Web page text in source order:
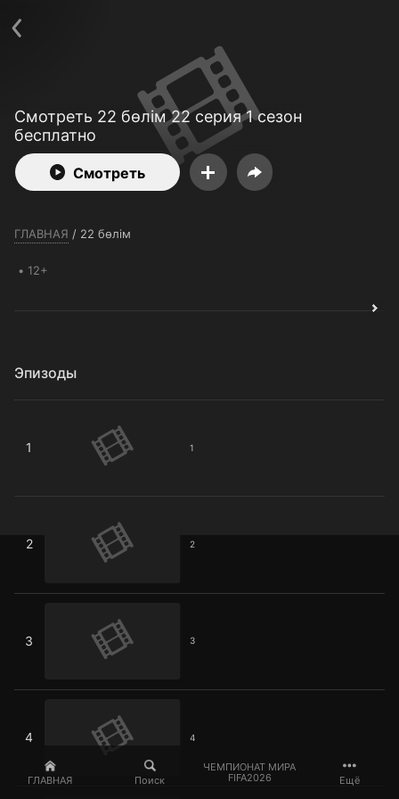
ГЛАВНАЯ Поиск
ЧЕМПИОНАТ МИРА
FIFA2026
Ещё
Смотреть 22 бөлім 22 серия 1 сезон
бесплатно
Смотреть
ГЛАВНАЯ / 22 бөлім
12+
Эпизоды
1 1
2 2
3 3
4 4
Политика конфиденциальности
Открыть приложение